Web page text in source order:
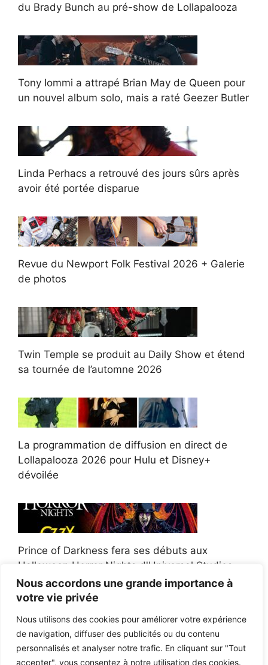
Nous accordons une grande importance à
votre vie privée
Nous utilisons des cookies pour améliorer votre expérience
de navigation, diffuser des publicités ou du contenu
personnalisés et analyser notre trafic. En cliquant sur "Tout
accepter", vous consentez à notre utilisation des cookies.
du Brady Bunch au pré-show de Lollapalooza
Tony Iommi a attrapé Brian May de Queen pour
un nouvel album solo, mais a raté Geezer Butler
Linda Perhacs a retrouvé des jours sûrs après
avoir été portée disparue
Revue du Newport Folk Festival 2026 + Galerie
de photos
Twin Temple se produit au Daily Show et étend
sa tournée de l’automne 2026
La programmation de diffusion en direct de
Lollapalooza 2026 pour Hulu et Disney+
dévoilée
Prince of Darkness fera ses débuts aux
Halloween Horror Nights d'Universal Studios
Afroman poursuit un policier de l'Ohio après la
victoire du jury en diffamation